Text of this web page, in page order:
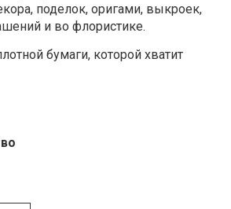
поделок, оригами, выкроек,
и во флористике.
бумаги, которой хватит